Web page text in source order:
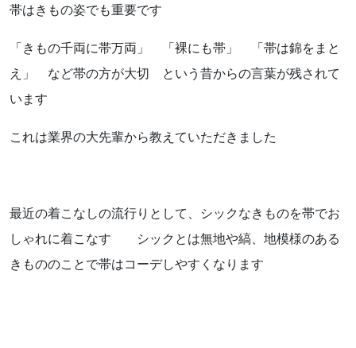
帯はきもの姿でも重要です
「きもの千両に帯万両」 「裸にも帯」 「帯は錦をまと
え」 など帯の方が大切 という昔からの言葉が残されて
います
これは業界の大先輩から教えていただきました
最近の着こなしの流行りとして、シックなきものを帯でお
しゃれに着こなす シックとは無地や縞、地模様のある
きもののことで帯はコーデしやすくなります